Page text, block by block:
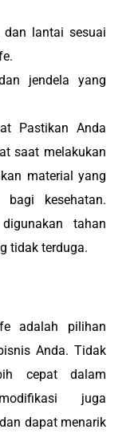
dan lantai sesuai
jendela yang
Pastikan Anda
saat melakukan
material yang
kesehatan.
tahan
tidak terduga.
adalah pilihan
Anda. Tidak
cepat dalam
juga
dapat menarik